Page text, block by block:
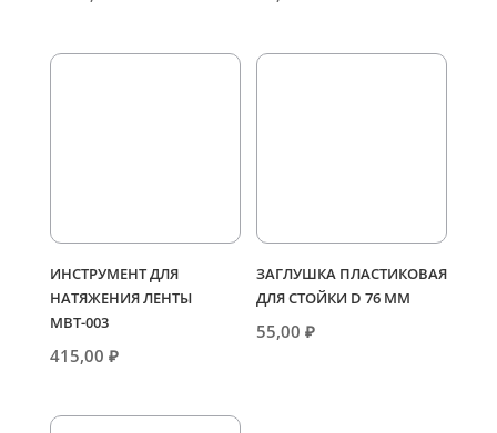
ИНСТРУМЕНТ ДЛЯ
НАТЯЖЕНИЯ ЛЕНТЫ
МВТ-003
415,00 ₽
ЗАГЛУШКА ПЛАСТИКОВАЯ
ДЛЯ СТОЙКИ D 76 ММ
55,00₽